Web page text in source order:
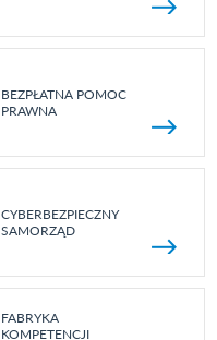
BEZPŁATNA POMOC
PRAWNA
CYBERBEZPIECZNY
SAMORZĄD
FABRYKA
KOMPETENCJI